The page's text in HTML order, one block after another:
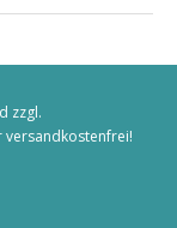
zzgl.
versandkostenfrei!